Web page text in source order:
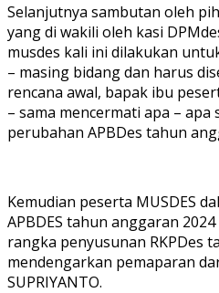
Selanjutnya sambutan oleh
yang di wakili oleh kasi
musdes kali ini dilakukan
– masing bidang dan harus
rencana awal, bapak ibu
– sama mencermati apa – apa
perubahan APBDes tahun
Kemudian peserta MUSDES
APBDES tahun anggaran 2024
rangka penyusunan RKPDes
mendengarkan pemaparan
SUPRIYANTO.